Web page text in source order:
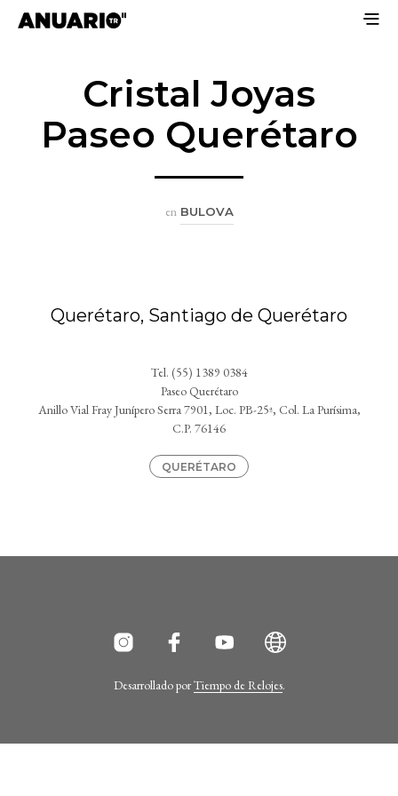
Cristal Joyas
Paseo Querétaro
en BULOVA
Querétaro, Santiago de Querétaro
Tel. (55) 1389 0384
Paseo Querétaro
Anillo Vial Fray Junípero Serra 7901, Loc. PB-25ª, Col. La Purísima,
C.P. 76146
QUERÉTARO
Desarrollado porTiempo de Relojes.